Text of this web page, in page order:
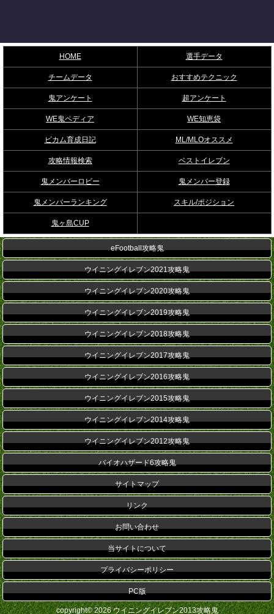
HOME 選手データ
チームデータ おすすめテクニック
鬼アンケート 超アンケート
WE鬼ペディア WE知恵袋
ビカム育成日記 ML/MLOオススメ
攻略情報検索 ベストイレブン
鬼メンバーロビー 鬼メンバー登録
鬼メンバーランキング スキル/ポジション
鬼ヶ島CUP
eFootball攻略鬼
ウイニングイレブン2021攻略鬼
ウイニングイレブン2020攻略鬼
ウイニングイレブン2019攻略鬼
ウイニングイレブン2018攻略鬼
ウイニングイレブン2017攻略鬼
ウイニングイレブン2016攻略鬼
ウイニングイレブン2015攻略鬼
ウイニングイレブン2014攻略鬼
ウイニングイレブン2012攻略鬼
バイオハザード6攻略鬼
サイトマップ
リンク
お問い合わせ
当サイトについて
プライバシーポリシー
PC版
copyright© 2026 ウイニングイレブン2013攻略鬼